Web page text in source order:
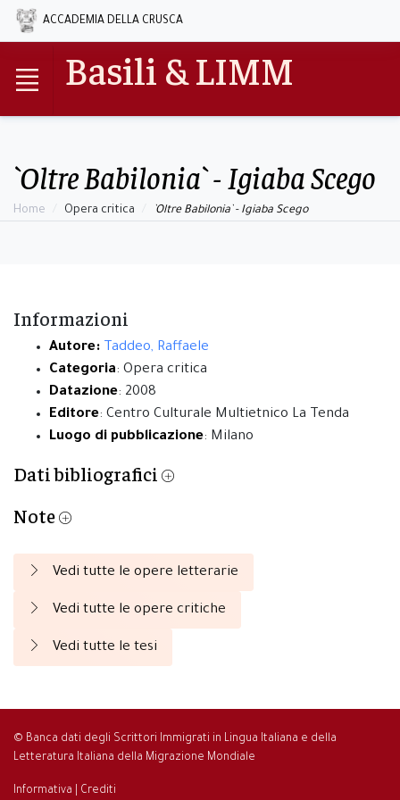
ACCADEMIA DELLA CRUSCA
Basili & LIMM
`Oltre Babilonia` - Igiaba Scego
Home Opera critica `Oltre Babilonia` - Igiaba Scego
Informazioni
Autore: Taddeo, Raffaele
Categoria: Opera critica
Datazione: 2008
Editore: Centro Culturale Multietnico La Tenda
Luogo di pubblicazione: Milano
Dati bibliografici
Note
Vedi tutte le opere letterarie
Vedi tutte le opere critiche
Vedi tutte le tesi
© Banca dati degli Scrittori Immigrati in Lingua Italiana e della
Letteratura Italiana della Migrazione Mondiale
Informativa Crediti